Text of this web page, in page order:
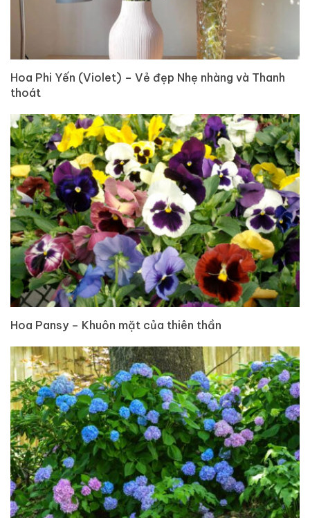
Hoa Phi Yến (Violet) – Vẻ đẹp Nhẹ nhàng và Thanh
thoát
Hoa Pansy – Khuôn mặt của thiên thần